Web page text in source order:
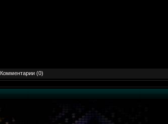
Комментарии (0)